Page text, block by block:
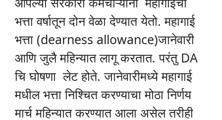
भत्ता वर्षातून दोन वेळा देण्यात येतो. महागाई
भत्ता (dearness allowance)जानेवारी
आणि जुलै महिन्यात लागू करतात. परंतु DA
चि घोषणा लेट होते. जानेवारीमध्ये महागाई
मधील भत्ता निश्चित करण्याचा मोठा निर्णय
मार्च महिन्यात करण्यात आला असेल तरीही